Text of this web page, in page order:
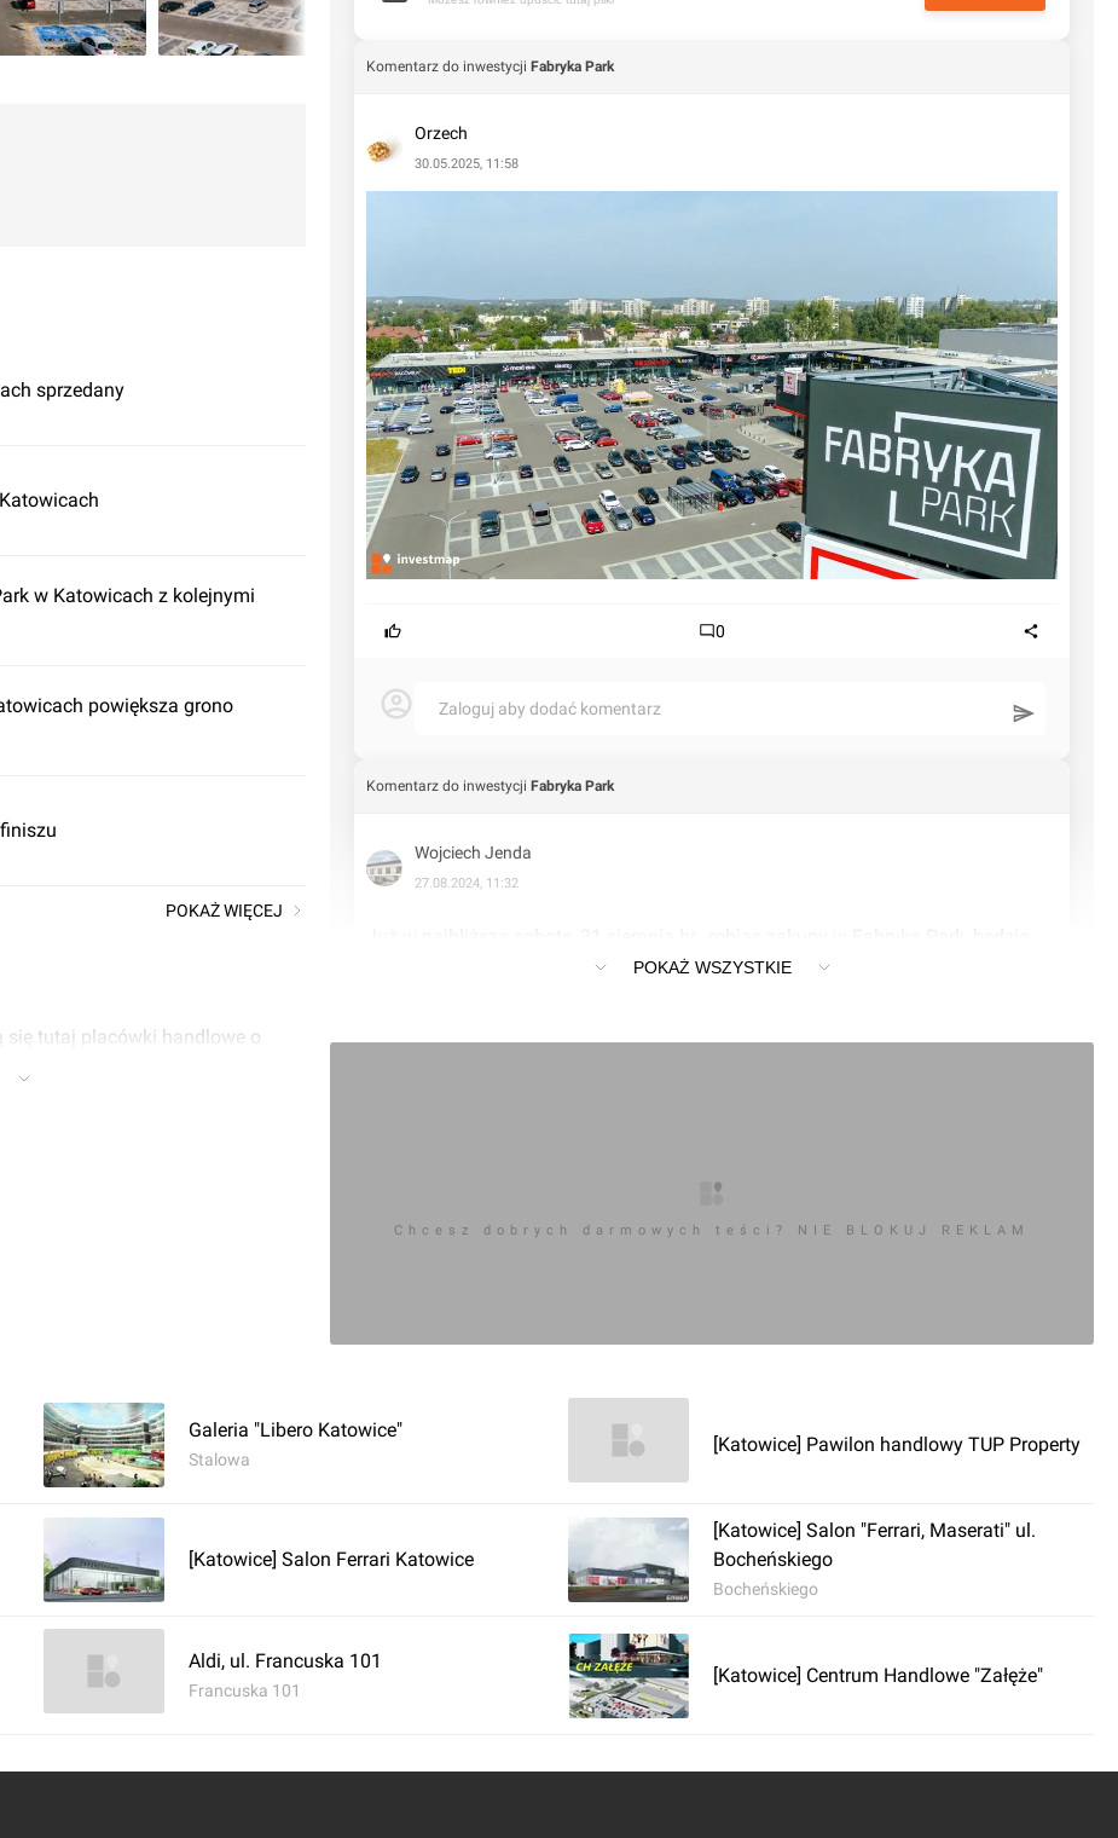
sprzedany
w Katowicach z kolejnymi
powiększa grono
POKAŻ WIĘCEJ
się tutaj placówki handlowe o
Komentarz do inwestycji Fabryka Park
Orzech
30.05.2025, 11:58
0
Zaloguj aby dodać komentarz
Komentarz do inwestycji Fabryka Park
Wojciech Jenda
27.08.2024, 11:32
można odebrać w prezencie wypełnioną niespodziankami, tradycyjną tytę
18:00. Promocja nie obejmie zakupów zrobionych w hipermarkecie Kaufland.
komputery, ubrania czy obuwie – wszystko to można znaleźć w sklepach
Mamy nadzieję, że podarowane przez nas tyty osłodzą uczniom powakacyjne
wejście w szkolne progi – mówi Jarosław Łysik, manager ds. obrotu
nieruchomościami w TDJ Estate.
Fabryka Park, o powierzchni 9 tysięcy metrów kwadratowych, została otwarta dla
klientów w grudniu 2023 roku. Aktualnie dostępne są tam sklepy: Action,
Bacówka, Dealz, Jysk, Kłos, Maxi Zoo, Media Expert, Pepco, Rossmann, Sinsay,
TEDi, Woolworth, Ziko Optyk oraz oddział ING Banku Śląskiego. Obok kompleksu
znajduje się także hipermarket Kaufland, który jest integralną częścią oferty
W przyszłości centrum handlowo-usługowe rozrośnie się do 6 ha. Obecnie trwają
POKAŻ WSZYSTKIE
Chcesz dobrych darmowych teści? NIE BLOKUJ REKLAM
Galeria "Libero Katowice"
Stalowa
[Katowice] Pawilon handlowy TUP Property
[Katowice] Salon Ferrari Katowice
[Katowice] Salon "Ferrari, Maserati" ul.
Bocheńskiego
Bocheńskiego
Aldi, ul. Francuska 101
Francuska 101
[Katowice] Centrum Handlowe "Załęże"